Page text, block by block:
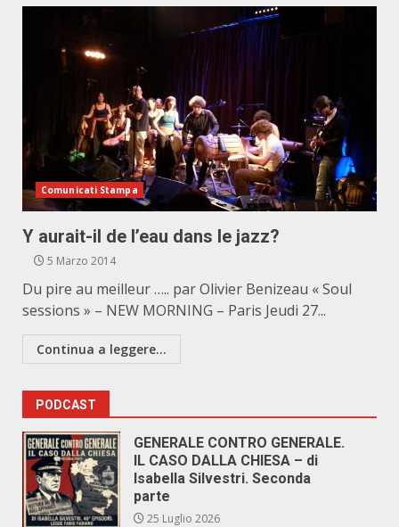
Comunicati Stampa
Y aurait-il de l’eau dans le jazz?
5 Marzo 2014
Du pire au meilleur ….. par Olivier Benizeau « Soul
sessions » – NEW MORNING – Paris Jeudi 27...
Continua a leggere...
PODCAST
GENERALE CONTRO GENERALE.
IL CASO DALLA CHIESA – di
Isabella Silvestri. Seconda
parte
25 Luglio 2026